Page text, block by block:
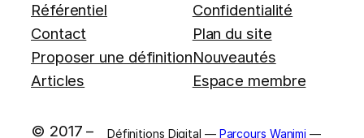
Référentiel
Contact
Proposer une définition
Articles
Confidentialité
Plan du site
Nouveautés
Espace membre
© 2017 – Définitions Digital — Parcours Wanimi —